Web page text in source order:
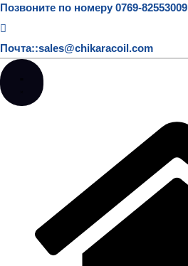
Позвоните по номеру 0769-82553009
Почта::sales@chikaracoil.com